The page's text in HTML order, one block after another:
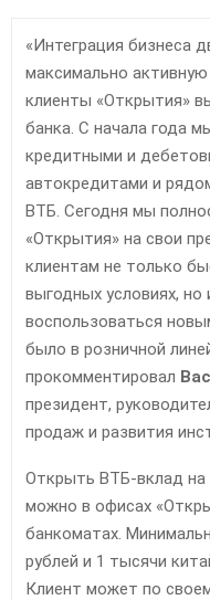
«Интеграция бизнеса
максимально
клиенты «Открытия»
банка. С начала года
кредитными и
автокредитами и
ВТБ. Сегодня мы
«Открытия» на свои
клиентам не только
выгодных условиях,
воспользоваться
было в розничной
прокомментировал
президент,
продаж и развития
Открыть ВТБ-вклад на
можно в офисах
банкоматах.
рублей и 1 тысячи
Клиент может по